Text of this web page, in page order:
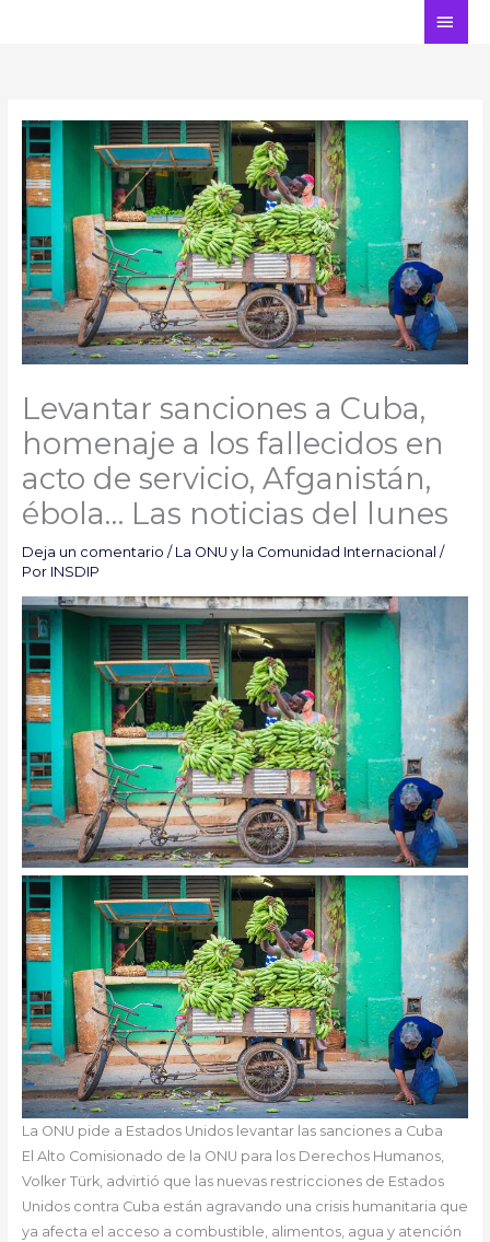
Levantar sanciones a Cuba,
homenaje a los fallecidos en
acto de servicio, Afganistán,
ébola… Las noticias del lunes
Deja un comentario / La ONU y la Comunidad Internacional /
Por INSDIP
La ONU pide a Estados Unidos levantar las sanciones a Cuba
El Alto Comisionado de la ONU para los Derechos Humanos,
Volker Türk, advirtió que las nuevas restricciones de Estados
Unidos contra Cuba están agravando una crisis humanitaria que
ya afecta el acceso a combustible, alimentos, agua y atención